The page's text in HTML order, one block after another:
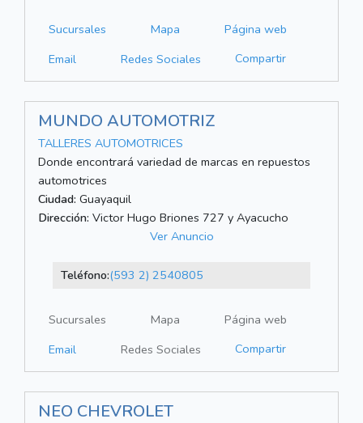
Sucursales Mapa
Página web
Email
Redes Sociales Compartir
MUNDO AUTOMOTRIZ
TALLERES AUTOMOTRICES
Donde encontrará variedad de marcas en repuestos
automotrices
Ciudad: Guayaquil
Dirección: Victor Hugo Briones 727 y Ayacucho
Ver Anuncio
Teléfono:(593 2) 2540805
Sucursales Mapa
Página web
Email
Redes Sociales Compartir
NEO CHEVROLET